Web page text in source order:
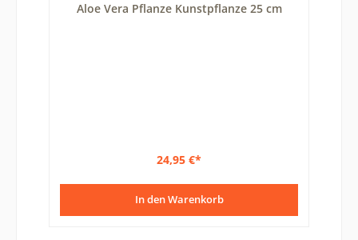
Aloe Vera Pflanze Kunstpflanze 25 cm
24,95 €*
In den Warenkorb